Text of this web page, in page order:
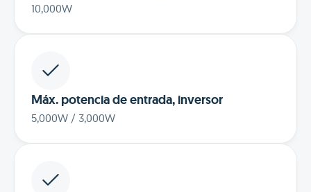
10,000W
Máx. potencia de entrada, inversor
5,000W / 3,000W